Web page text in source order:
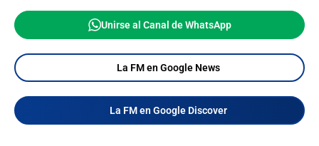
Unirse al Canal de WhatsApp
La FM en Google News
La FM en Google Discover